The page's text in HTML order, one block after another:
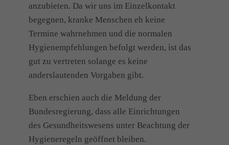
anzubieten. Da wir uns im Einzelkontakt
begegnen, kranke Menschen eh keine
Termine wahrnehmen und die normalen
Hygienempfehlungen befolgt werden, ist das
gut zu vertreten solange es keine
anderslautenden Vorgaben gibt.
Eben erschien auch die Meldung der
Bundesregierung, dass alle Einrichtungen
des Gesundheitswesens unter Beachtung der
Hygieneregeln geöffnet bleiben.